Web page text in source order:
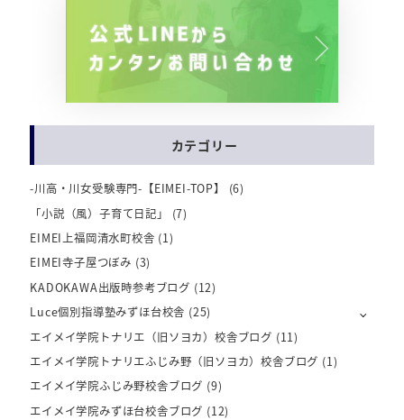
カテゴリー
-川高・川女受験専門-【EIMEI-TOP】
(6)
「小説（風）子育て日記」
(7)
EIMEI上福岡清水町校舎 (1)
EIMEI寺子屋つぼみ (3)
KADOKAWA出版時参考ブログ (12)
Luce個別指導塾みずほ台校舎 (25)
エイメイ学院トナリエ（旧ソヨカ）校舎ブログ (11)
エイメイ学院トナリエふじみ野（旧ソヨカ）校舎ブログ (1)
エイメイ学院ふじみ野校舎ブログ (9)
エイメイ学院みずほ台校舎ブログ (12)